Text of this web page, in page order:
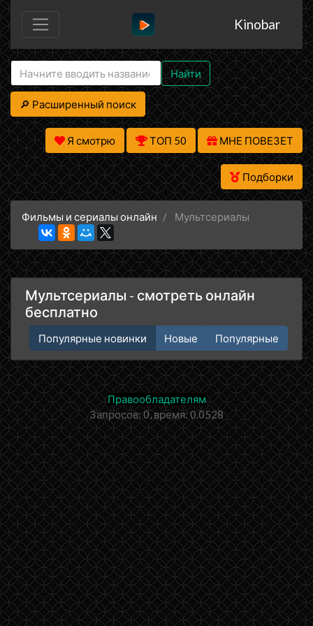
Kinobar
Найти
🔎 Расширенный поиск
Я смотрю ТОП 50 МНЕ ПОВЕЗЕТ
Подборки
Фильмы и сериалы онлайн Мультсериалы
Мультсериалы - смотреть онлайн
бесплатно
Популярные новинки Новые Популярные
Правообладателям
Запросов: 0, время: 0.0528